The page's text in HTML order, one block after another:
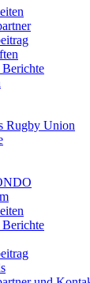
Rugby Union